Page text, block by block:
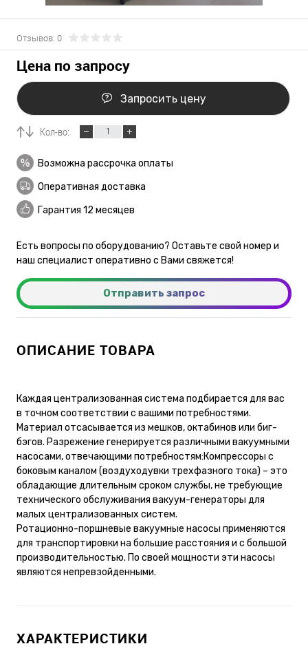
Отзывов: 0
Цена по запросу
Запросить цену
Кол-во:
Возможна рассрочка оплаты
Оперативная доставка
Гарантия 12 месяцев
Есть вопросы по оборудованию? Оставьте свой номер и
наш специалист оперативно с Вами свяжется!
Отправить запрос
ОПИСАНИЕ ТОВАРА
Каждая централизованная система подбирается для вас
в точном соответствии с вашими потребностями.
Материал отсасывается из мешков, октабинов или биг-
бэгов. Разрежение генерируется различными вакуумными
насосами, отвечающими потребностям:Компрессоры с
боковым каналом (воздуходувки трехфазного тока) – это
обладающие длительным сроком службы, не требующие
технического обслуживания вакуум-генераторы для
малых централизованных систем.
Ротационно-поршневые вакуумные насосы применяются
для транспортировки на большие расстояния и с большой
производительностью. По своей мощности эти насосы
являются непревзойденными.
ХАРАКТЕРИСТИКИ